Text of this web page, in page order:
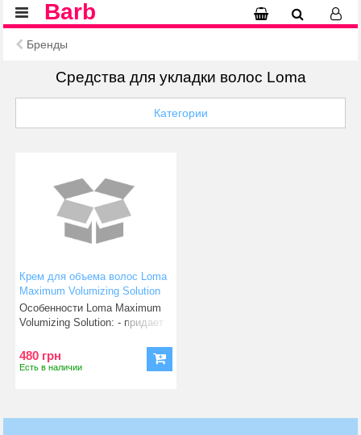
Barb
Бренды
Средства для укладки волос Loma
Категории
Крем для объема волос Loma
Maximum Volumizing Solution
88мл
Особенности Loma Maximum
Volumizing Solution: - придает
480 грн
Есть в наличии